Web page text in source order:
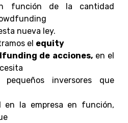
función de la cantidad
nueva ley.
el equity
de acciones,en el
inversores que
en la empresa en función,